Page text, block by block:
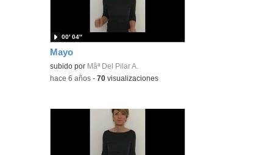
Mayo
subido por Mâª Del Pilar A.
00′ 04″
-hace 6 años -70 visualizaciones